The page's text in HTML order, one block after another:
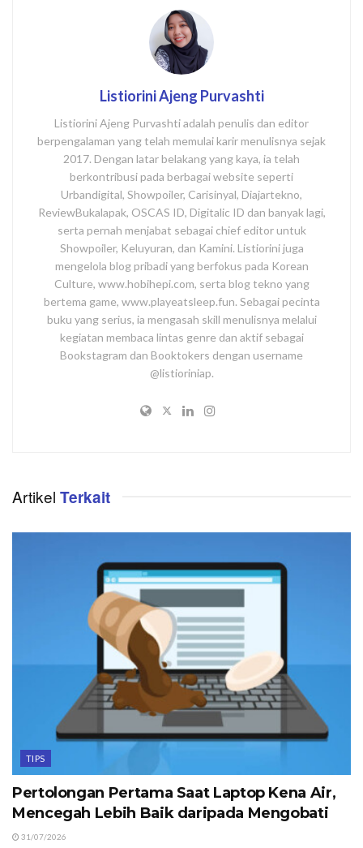
Listiorini Ajeng Purvashti
Listiorini Ajeng Purvashti adalah penulis dan editor
berpengalaman yang telah memulai karir menulisnya sejak
2017. Dengan latar belakang yang kaya, ia telah
berkontribusi pada berbagai website seperti
Urbandigital, Showpoiler, Carisinyal, Diajartekno,
ReviewBukalapak, OSCAS ID, Digitalic ID dan banyak lagi,
serta pernah menjabat sebagai chief editor untuk
Showpoiler, Keluyuran, dan Kamini. Listiorini juga
mengelola blog pribadi yang berfokus pada Korean
Culture, www.hobihepi.com, serta blog tekno yang
bertema game, www.playeatsleep.fun. Sebagai pecinta
buku yang serius, ia mengasah skill menulisnya melalui
kegiatan membaca lintas genre dan aktif sebagai
Bookstagram dan Booktokers dengan username
@listioriniap.
Artikel Terkait
TIPS
Pertolongan Pertama Saat Laptop Kena Air,
Mencegah Lebih Baik daripada Mengobati
31/07/2026